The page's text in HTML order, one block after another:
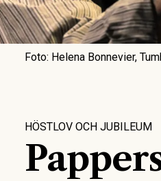
Foto: Helena Bonnevier,
HÖSTLOV OCH JUBILEUM